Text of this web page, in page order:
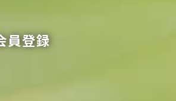
員登録